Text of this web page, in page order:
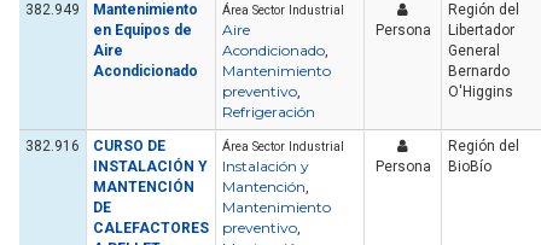
382.949
Mantenimiento
en Equipos de
Aire
Acondicionado
Área Sector Industrial
Aire
Acondicionado,
Mantenimiento
preventivo,
Refrigeración
Persona
Región del
Libertador
General
Bernardo
O'Higgins
382.916
CURSO DE
INSTALACIÓN Y
MANTENCIÓN
DE
CALEFACTORES
Área Sector Industrial
Instalación y
Mantención,
Mantenimiento
preventivo,
Persona
Región del
BioBío